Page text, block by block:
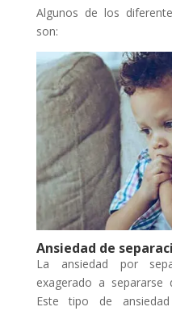
Algunos de los
son:
Ansiedad de
La ansiedad por
exagerado a
Este tipo de